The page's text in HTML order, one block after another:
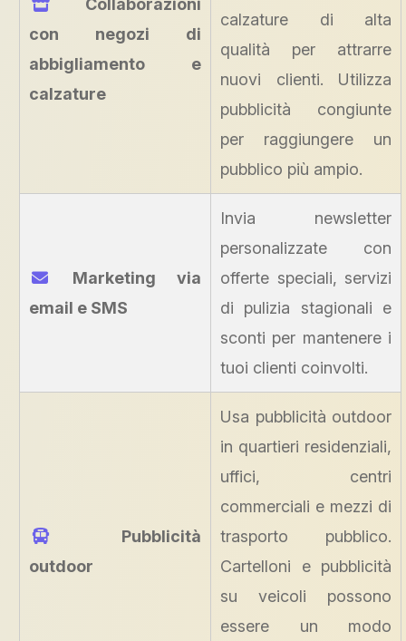
con negozi di
abbigliamento e
calzature
calzature di alta
qualità per attrarre
nuovi clienti. Utilizza
pubblicità congiunte
per raggiungere un
pubblico più ampio.
Marketing via
email e SMS
Invia newsletter
personalizzate con
offerte speciali, servizi
di pulizia stagionali e
sconti per mantenere i
tuoi clienti coinvolti.
Pubblicità
outdoor
Usa pubblicità outdoor
in quartieri residenziali,
uffici, centri
commerciali e mezzi di
trasporto pubblico.
Cartelloni e pubblicità
su veicoli possono
essere un modo